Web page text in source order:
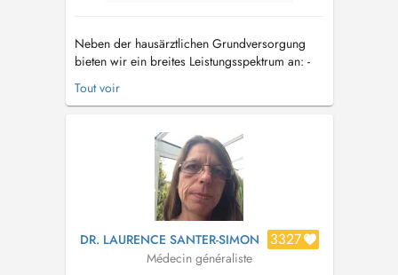
Neben der hausärztlichen Grundversorgung
bieten wir ein breites Leistungsspektrum an: -
präzise Diagnostik mittels moderner
Ultraschallgeräte, EKG, Langzeit-EKG/Blutdruck,
intraartikuläre Injektionen/ Punktionen/
Blutentnahmen vor Ort -
Gesundheitsuntersuch...
Tout voir
DR. LAURENCE SANTER-SIMON 3327
Médecin généraliste